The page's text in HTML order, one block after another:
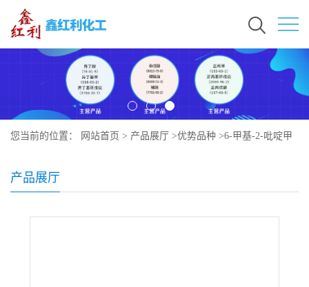
您当前的位置： 网站首页 > 产品展厅 >优势品种 >6-甲基-2-吡啶甲
产品展厅